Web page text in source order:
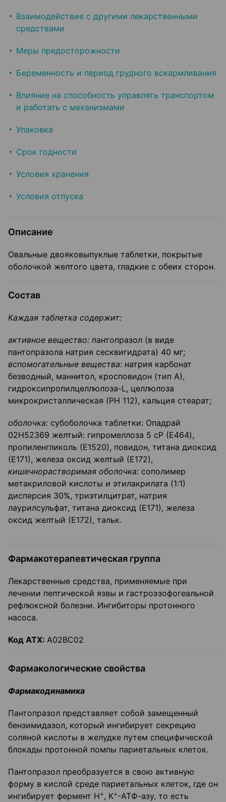
Взаимодействие с другими лекарственными
средствами
Меры предосторожности
Беременность и период грудного вскармливания
Влияние на способность управлять транспортом
и работать с механизмами
Упаковка
Срок годности
Условия хранения
Условия отпуска
Описание
Овальные двояковыпуклые таблетки, покрытые
оболочкой желтого цвета, гладкие с обеих сторон.
Состав
Каждая таблетка содержит:
активное вещество: пантопразол (в виде
пантопразола натрия сесквигидрата) 40 мг;
вспомогательные вещества: натрия карбонат
безводный, маннитол, кросповидон (тип А),
гидроксипропилцеллюлоза-L, целлюлоза
микрокристаллическая (РН 112), кальция стеарат;
оболочка: субоболочка таблетки: Опадрай
02Н52369 желтый: гипромеллоза 5 cP (Е464),
пропиленгликоль (Е1520), повидон, титана диоксид
(Е171), железа оксид желтый (Е172),
кишечнорастворимая оболочка: сополимер
метакриловой кислоты и этилакрилата (1:1)
дисперсия 30%, триэтилцитрат, натрия
лаурилсульфат, титана диоксид (Е171), железа
оксид желтый (Е172), тальк.
Фармакотерапевтическая группа
Лекарственные средства, применяемые при
лечении пептической язвы и гастроэзофогеальной
рефлюксной болезни. Ингибиторы протонного
насоса.
Код ATX: А02ВС02
Фармакологические свойства
Фармакодинамика
Пантопразол представляет собой замещенный
бензимидазол, который ингибирует секрецию
соляной кислоты в желудке путем специфической
блокады протонной помпы париетальных клеток.
Пантопразол преобразуется в свою активную
форму в кислой среде париетальных клеток, где он
ингибирует фермент Н+, К+-АТФ-азу, то есть